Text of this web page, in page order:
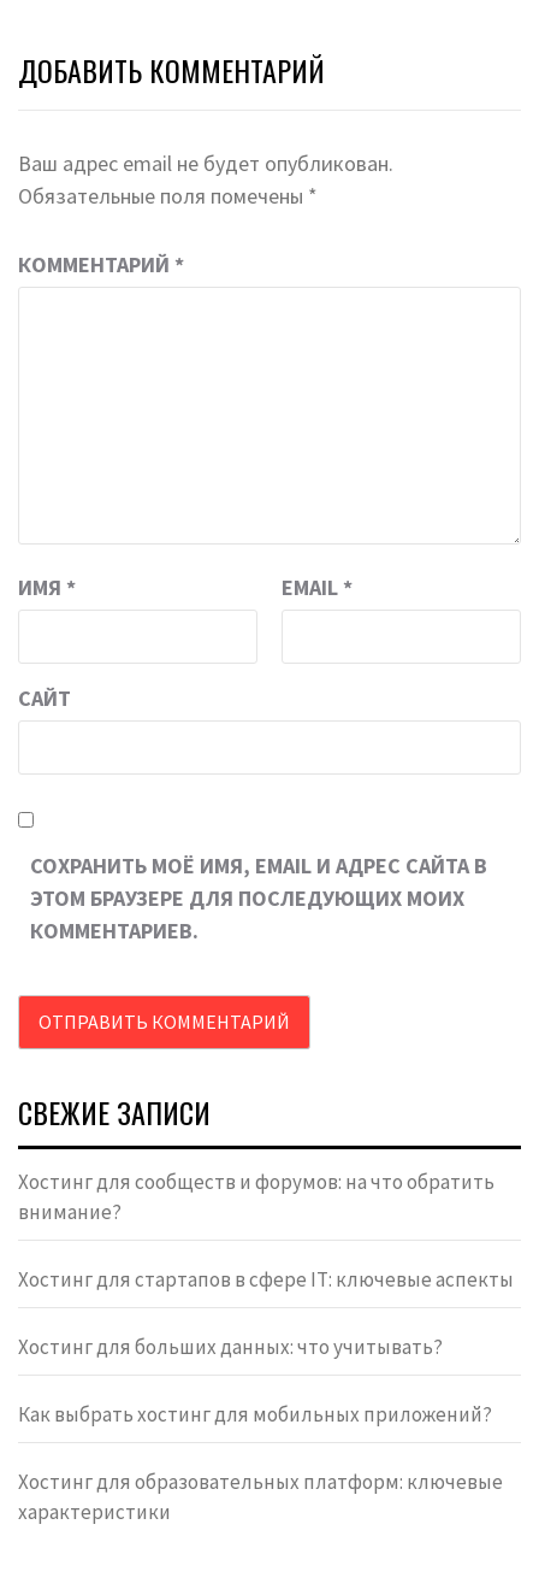
ДОБАВИТЬ КОММЕНТАРИЙ
Ваш адрес email не будет опубликован.
Обязательные поля помечены *
КОММЕНТАРИЙ *
ИМЯ * EMAIL *
САЙТ
СОХРАНИТЬ МОЁ ИМЯ, EMAIL И АДРЕС САЙТА В
ЭТОМ БРАУЗЕРЕ ДЛЯ ПОСЛЕДУЮЩИХ МОИХ
КОММЕНТАРИЕВ.
СВЕЖИЕ ЗАПИСИ
Хостинг для сообществ и форумов: на что обратить
внимание?
Хостинг для стартапов в сфере IT: ключевые аспекты
Хостинг для больших данных: что учитывать?
Как выбрать хостинг для мобильных приложений?
Хостинг для образовательных платформ: ключевые
характеристики